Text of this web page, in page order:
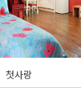
첫사랑